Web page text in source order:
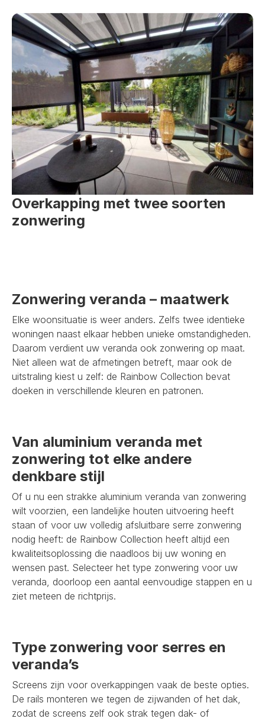
Overkapping met twee soorten
zonwering
Zonwering veranda – maatwerk
Elke woonsituatie is weer anders. Zelfs twee identieke
woningen naast elkaar hebben unieke omstandigheden.
Daarom verdient uw veranda ook zonwering op maat.
Niet alleen wat de afmetingen betreft, maar ook de
uitstraling kiest u zelf: de Rainbow Collection bevat
doeken in verschillende kleuren en patronen.
Van aluminium veranda met
zonwering tot elke andere
denkbare stijl
Of u nu een strakke aluminium veranda van zonwering
wilt voorzien, een landelijke houten uitvoering heeft
staan of voor uw volledig afsluitbare serre zonwering
nodig heeft: de Rainbow Collection heeft altijd een
kwaliteitsoplossing die naadloos bij uw woning en
wensen past. Selecteer het type zonwering voor uw
veranda, doorloop een aantal eenvoudige stappen en u
ziet meteen de richtprijs.
Type zonwering voor serres en
veranda’s
Screens zijn voor overkappingen vaak de beste opties.
De rails monteren we tegen de zijwanden of het dak,
zodat de screens zelf ook strak tegen dak- of